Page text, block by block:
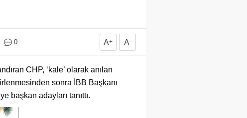
0 A+ A-
CHP, ‘kale’ olarak anılan
sonra İBB Başkanı
başkan adayları tanıttı.